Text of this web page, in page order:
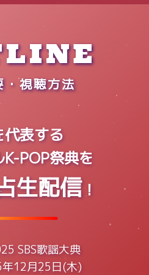
・視聴方法
代表する
POP祭典を
生配信！
SBS歌謡大典
12月25日(木)